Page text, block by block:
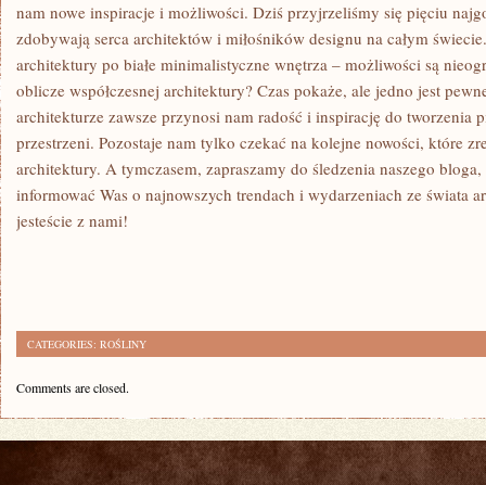
nam nowe inspiracje i⁣ możliwości. Dziś przyjrzeliśmy się pięciu
zdobywają serca architektów i miłośników designu na całym
architektury po białe minimalistyczne wnętrza – możliwości są
oblicze współczesnej architektury? Czas pokaże, ale‍ jedno jest
architekturze zawsze przynosi nam radość‍ i inspirację do tworzenia
przestrzeni. Pozostaje nam tylko czekać na kolejne nowości, które
architektury. ⁤A tymczasem, zapraszamy do ​śledzenia naszego
informować Was o najnowszych trendach i wydarzeniach ze świata
jesteście z ⁢nami!
CATEGORIES: ROŚLINY
Comments are closed.